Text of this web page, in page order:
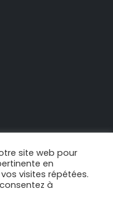
site web pour
en
visites répétées.
à